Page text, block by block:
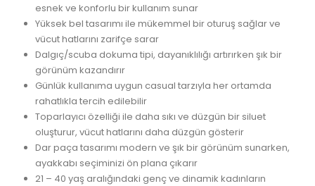
esnek ve konforlu bir kullanım sunar
Yüksek bel tasarımı ile mükemmel bir oturuş sağlar ve
vücut hatlarını zarifçe sarar
Dalgıç/scuba dokuma tipi, dayanıklılığı artırırken şık bir
görünüm kazandırır
Günlük kullanıma uygun casual tarzıyla her ortamda
rahatlıkla tercih edilebilir
Toparlayıcı özelliği ile daha sıkı ve düzgün bir siluet
oluşturur, vücut hatlarını daha düzgün gösterir
Dar paça tasarımı modern ve şık bir görünüm sunarken,
ayakkabı seçiminizi ön plana çıkarır
21 – 40 yaş aralığındaki genç ve dinamik kadınların